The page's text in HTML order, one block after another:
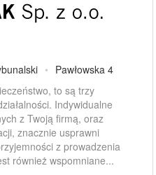
• Pawłowska 4
to są trzy
Indywidualne
z Twoją firmą, oraz
znacznie usprawni
z prowadzenia
również wspomniane...